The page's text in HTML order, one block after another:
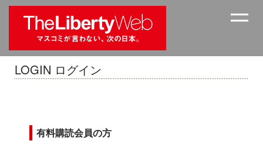
LOGIN ログイン
有料購読会員の方